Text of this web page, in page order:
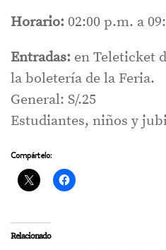
Horario: 02:00 p.m. a
Entradas: en Teleticket
la boletería de la Feria.
General: S/.25
Estudiantes, niños y
Compártelo:
Relacionado